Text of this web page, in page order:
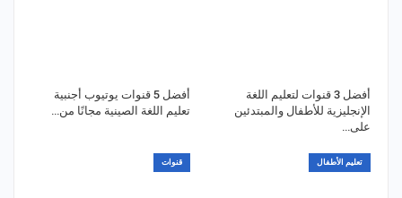
أفضل 3 قنوات لتعليم اللغة
الإنجليزية للأطفال والمبتدئين
على…
أفضل 5 قنوات يوتيوب أجنبية
تعليم اللغة الصينية مجانًا من…
تعليم الأطفال قنوات